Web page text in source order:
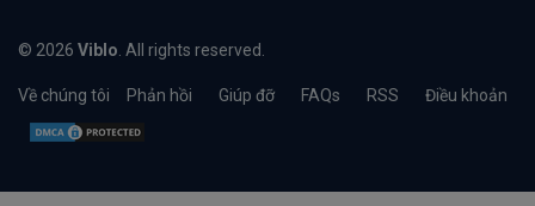
© 2026 Viblo . All rights reserved.
Về chúng tôi Phản hồi Giúp đỡ FAQs RSS Điều khoản